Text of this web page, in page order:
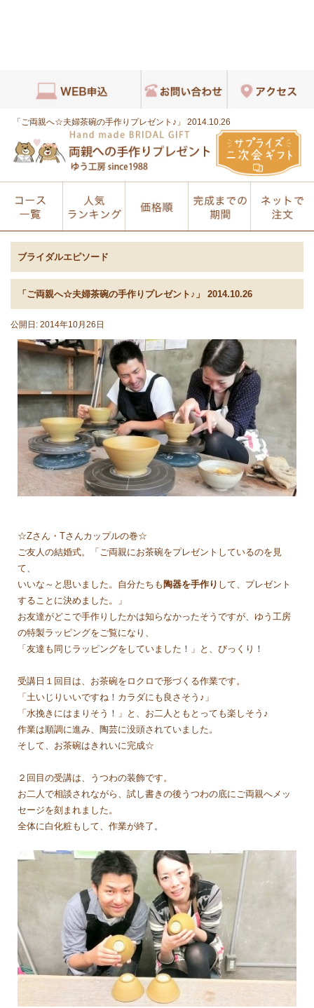
「ご両親へ☆夫婦茶碗の手作りプレゼント♪」 2014.10.26
ブライダルエピソード
「ご両親へ☆夫婦茶碗の手作りプレゼント♪」 2014.10.26
公開日: 2014年10月26日
☆Zさん・Tさんカップルの巻☆
ご友人の結婚式。「ご両親にお茶碗をプレゼントしているのを見
て、
いいな～と思いました。自分たちも陶器を手作り して、プレゼント
することに決めました。」
お友達がどこで手作りしたかは知らなかったそうですが、ゆう工房
の特製ラッピングをご覧になり、
「友達も同じラッピングをしていました！」と、びっくり！
受講日１回目は、お茶碗をロクロで形づくる作業です。
「土いじりいいですね！カラダにも良さそう♪」
「水挽きにはまりそう！」と、お二人ともとっても楽しそう♪
作業は順調に進み、陶芸に没頭されていました。
そして、お茶碗はきれいに完成☆
２回目の受講は、うつわの装飾です。
お二人で相談されながら、試し書きの後うつわの底にご両親へメッ
セージを刻まれました。
全体に白化粧もして、作業が終了。